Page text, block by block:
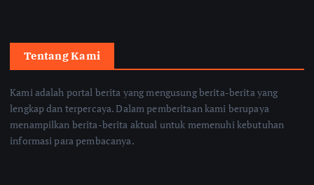
Tentang Kami
Kami adalah portal berita yang mengusung berita-berita yang
lengkap dan terpercaya. Dalam pemberitaan kami berupaya
menampilkan berita-berita aktual untuk memenuhi kebutuhan
informasi para pembacanya.